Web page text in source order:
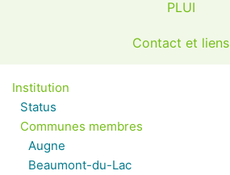
PLUI
Contact et liens
Institution
Status
Communes membres
Augne
Beaumont-du-Lac